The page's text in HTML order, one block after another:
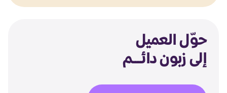
حوّل العميل
إلى زبون دائـــم